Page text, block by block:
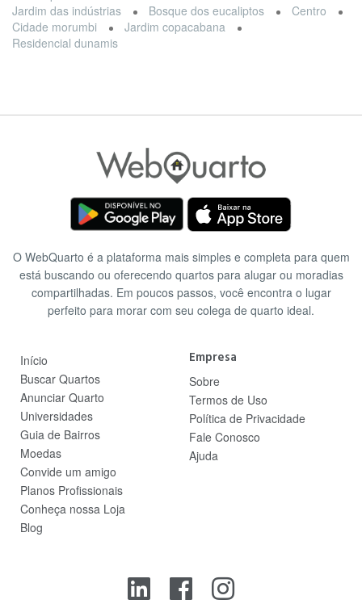
Jardim das indústrias
Bosque dos eucaliptos
Centro
Cidade morumbi
Jardim copacabana
Residencial dunamis
O WebQuarto é a plataforma mais simples e completa para quem
está buscando ou oferecendo quartos para alugar ou moradias
compartilhadas. Em poucos passos, você encontra o lugar
perfeito para morar com seu colega de quarto ideal.
Início
Buscar Quartos
Anunciar Quarto
Universidades
Guia de Bairros
Moedas
Convide um amigo
Planos Profissionais
Conheça nossa Loja
Blog
Empresa
Sobre
Termos de Uso
Política de Privacidade
Fale Conosco
Ajuda